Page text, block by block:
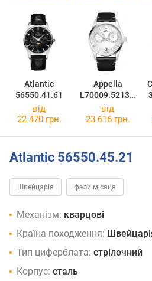
Atlantic
56550.41.61
Appella
L70009.5213Q
F
від
22 470 грн.
від
23 616 грн.
Atlantic 56550.45.21
Швейцарія фази місяця
Механізм: кварцові
Країна походження:
Тип циферблата: стрілочний
Корпус: сталь